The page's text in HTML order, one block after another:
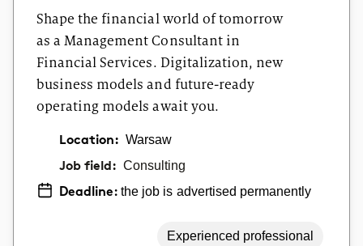
Shape the financial world of tomorrow
as a Management Consultant in
Financial Services. Digitalization, new
business models and future-ready
operating models await you.
Location: Warsaw
Job field: Consulting
Deadline:the job is advertised permanently
Experienced professional